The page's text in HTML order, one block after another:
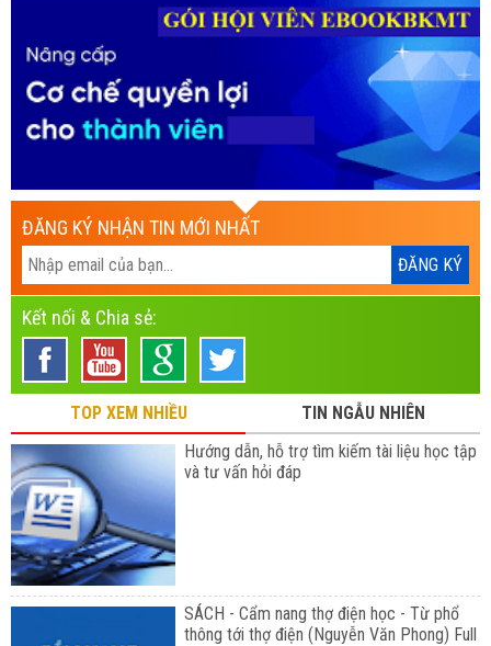
ĐĂNG KÝ NHẬN TIN MỚI NHẤT
Kết nối & Chia sẻ:
TOP XEM NHIỀU
TIN NGẪU NHIÊN
Hướng dẫn, hỗ trợ tìm kiếm tài liệu học tập
và tư vấn hỏi đáp
SÁCH - Cẩm nang thợ điện học - Từ phổ
thông tới thợ điện (Nguyễn Văn Phong) Full